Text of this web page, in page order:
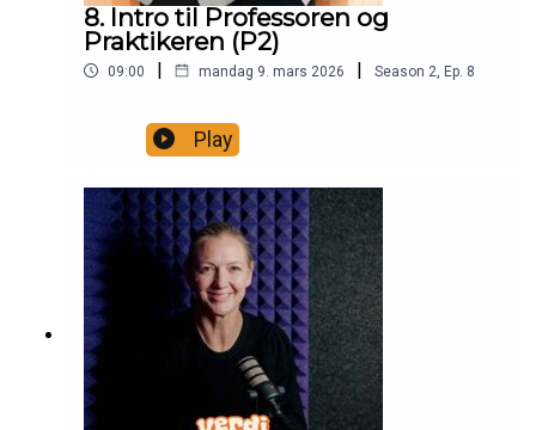
8. Intro til Professoren og
Praktikeren (P2)
09:00 | mandag 9. mars 2026 | Season 2, Ep. 8
Play